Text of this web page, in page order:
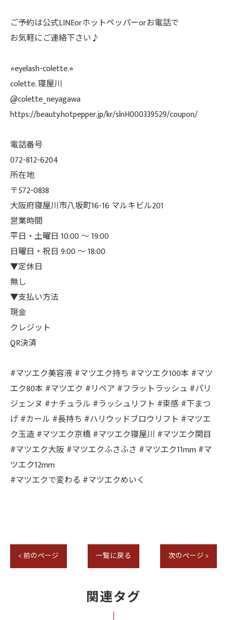
ご予約は公式LINEorホットペッパーorお電話で
お気軽にご連絡下さい♪
⭐︎eyelash-colette.⭐︎
colette. 寝屋川
@colette_neyagawa
https://beauty.hotpepper.jp/kr/slnH000339529/coupon/
電話番号
072-812-6204
所在地
〒572-0838
大阪府寝屋川市八坂町16-16 マルキビル201
営業時間
平日・土曜日 10:00 ～ 19:00
日曜日・祝日 9:00 ～ 18:00
▼定休日
無し
▼支払い方法
現金
クレジット
QR決済
#マツエク美容液 #マツエク持ち #マツエク100本 #マツ
エク80本 #マツエク #リペア #フラットラッシュ #パリ
ジェンヌ #ナチュラル #ラッシュリフト #束感 #下まつ
げ #カール #長持ち #ハリウッドブロウリフト #マツエ
ク玉造 #マツエク京橋 #マツエク寝屋川 #マツエク関目
#マツエク大阪 #マツエクふさふさ #マツエク11mm #マ
ツエク12mm
#マツエクで変わる #マツエクめいく
< 前のページ 一覧に戻る 次のページ >
関連タグ